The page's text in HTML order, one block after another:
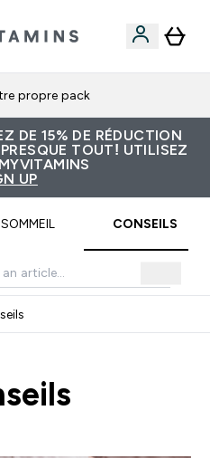
propre pack
DE 15% DE RÉDUCTION
TOUT! UTILISEZ
UP
CONSEILS